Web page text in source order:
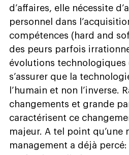
d’affaires, elle nécessite
personnel dans
compétences (hard and
des peurs parfois
évolutions technologiques
s’assurer que la
l’humain et non l’inverse.
changements et grande
caractérisent ce
majeur. A tel point qu’une
management a déjà